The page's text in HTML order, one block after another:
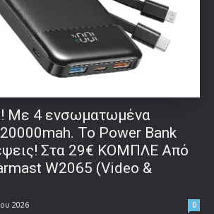
Με 4 ενσωματωμένα
Το Power Bank
Στα 29€ ΚΟΜΠΛΕ Από
W2065 (Video &
2026 0